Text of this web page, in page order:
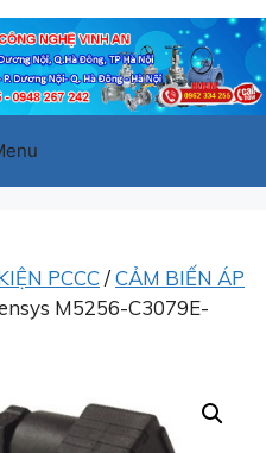
PCCC/CẢM BIẾN ÁP
M5256-C3079E-